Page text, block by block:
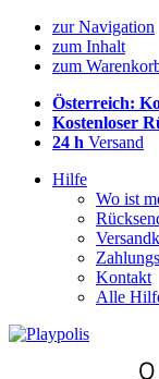
zur Navigation
zum Inhalt
zum
Österreich:
Kostenloser
24 h Versand
Hilfe
Wo ist
Kontakt
Alle